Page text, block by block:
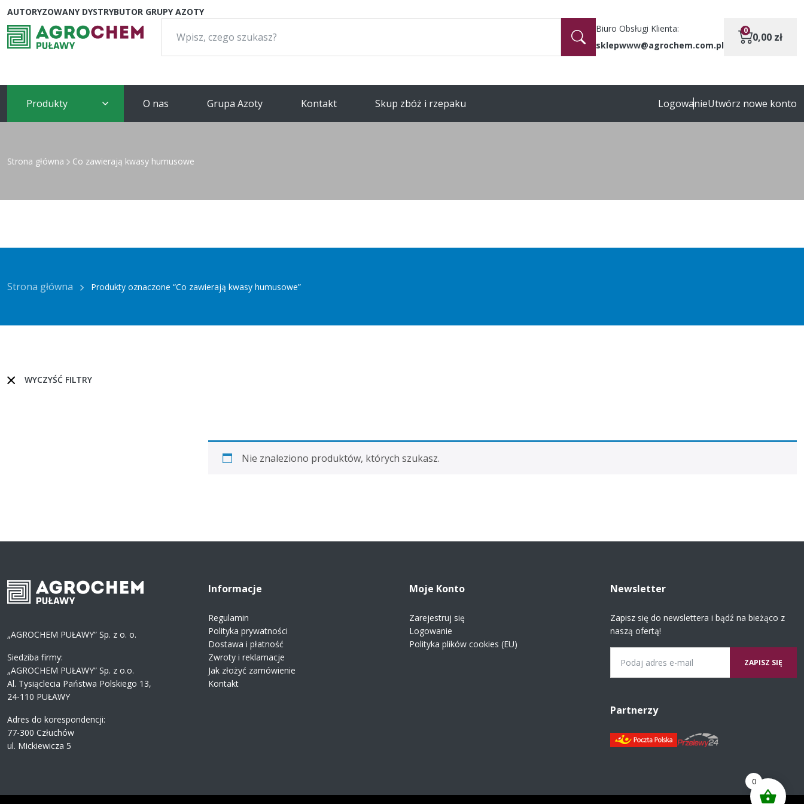
AUTORYZOWANY DYSTRYBUTOR GRUPY AZOTY
Biuro Obsługi Klienta:
sklepwww@agrochem.com.pl
0
0,00 zł
Produkty O nas Grupa Azoty Kontakt Skup zbóż i rzepaku LogowanieUtwórz nowe konto
Strona główna Co zawierają kwasy humusowe
Strona główna Produkty oznaczone “Co zawierają kwasy humusowe”
Nie znaleziono produktów, których szukasz.
WYCZYŚĆ FILTRY
„AGROCHEM PUŁAWY” Sp. z o. o.
Siedziba firmy:
„AGROCHEM PUŁAWY” Sp. z o.o.
Al. Tysiąclecia Państwa Polskiego 13,
24-110 PUŁAWY
Adres do korespondencji:
77-300 Człuchów
ul. Mickiewicza 5
Informacje
Regulamin
Polityka prywatności
Dostawa i płatność
Zwroty i reklamacje
Jak złożyć zamówienie
Kontakt
Moje Konto
Zarejestruj się
Logowanie
Polityka plików cookies (EU)
Newsletter
Zapisz się do newslettera i bądź na bieżąco z
naszą ofertą!
Partnerzy
0